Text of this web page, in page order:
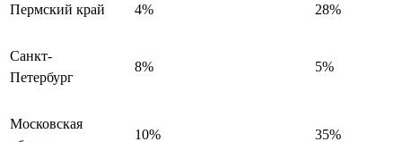
Пермский край 4% 28%
Санкт-
Петербург
8% 5%
Московская
10% 35%